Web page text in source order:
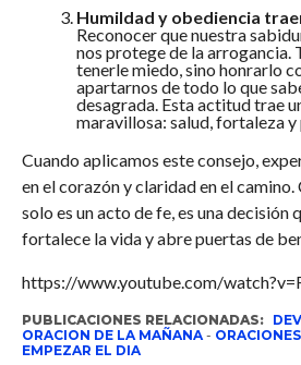
Humildad y obediencia
Reconocer que nuestra
nos protege de la arrogancia.
tenerle miedo, sino honrarlo
apartarnos de todo lo que
desagrada. Esta actitud trae
maravillosa: salud, fortaleza
Cuando aplicamos este consejo,
en el corazón y claridad en el
solo es un acto de fe, es una decisión
fortalece la vida y abre puertas de
https://www.youtube.com/
PUBLICACIONES RELACIONADAS:
ORACION DE LA MAÑANA-
EMPEZAR EL DIA